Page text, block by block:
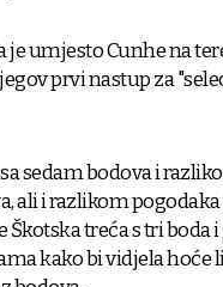
je umjesto Cunhe na
prvi nastup za
sedam bodova i
ali i razlikom pogodaka
treća s tri boda
kako bi vidjela hoće